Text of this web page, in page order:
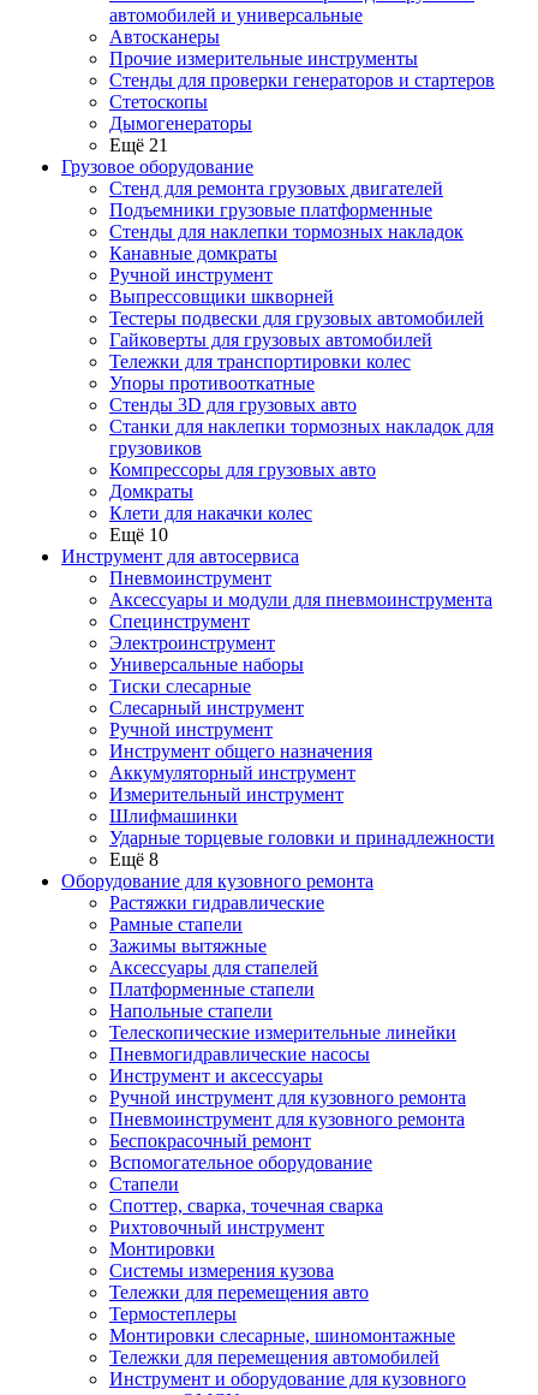
автомобилей и универсальные
Автосканеры
Прочие измерительные инструменты
Стенды для проверки генераторов и стартеров
Стетоскопы
Дымогенераторы
Ещё 21
Грузовое оборудование
Стенд для ремонта грузовых двигателей
Подъемники грузовые платформенные
Стенды для наклепки тормозных накладок
Канавные домкраты
Ручной инструмент
Выпрессовщики шкворней
Тестеры подвески для грузовых автомобилей
Гайковерты для грузовых автомобилей
Тележки для транспортировки колес
Упоры противооткатные
Стенды 3D для грузовых авто
Станки для наклепки тормозных накладок для
грузовиков
Компрессоры для грузовых авто
Домкраты
Клети для накачки колес
Ещё 10
Инструмент для автосервиса
Пневмоинструмент
Аксессуары и модули для пневмоинструмента
Специнструмент
Электроинструмент
Универсальные наборы
Тиски слесарные
Слесарный инструмент
Ручной инструмент
Инструмент общего назначения
Аккумуляторный инструмент
Измерительный инструмент
Шлифмашинки
Ударные торцевые головки и принадлежности
Ещё 8
Оборудование для кузовного ремонта
Растяжки гидравлические
Рамные стапели
Зажимы вытяжные
Аксессуары для стапелей
Платформенные стапели
Напольные стапели
Телескопические измерительные линейки
Пневмогидравлические насосы
Инструмент и аксессуары
Ручной инструмент для кузовного ремонта
Пневмоинструмент для кузовного ремонта
Беспокрасочный ремонт
Вспомогательное оборудование
Стапели
Споттер, сварка, точечная сварка
Рихтовочный инструмент
Монтировки
Системы измерения кузова
Тележки для перемещения авто
Термостеплеры
Монтировки слесарные, шиномонтажные
Тележки для перемещения автомобилей
Инструмент и оборудование для кузовного